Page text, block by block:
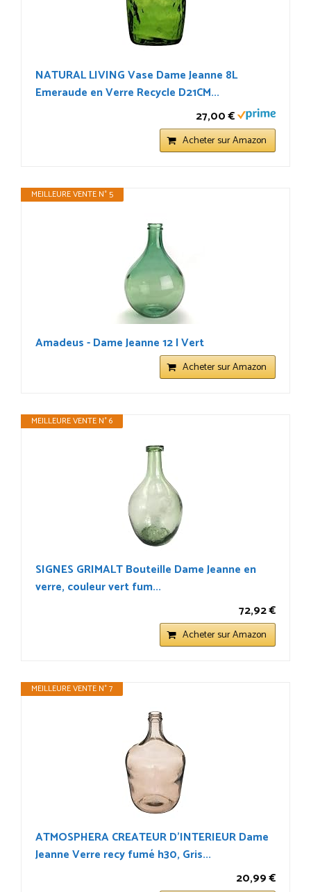
NATURAL LIVING Vase Dame Jeanne 8L
Emeraude en Verre Recycle D21CM...
27,00 €
Acheter sur Amazon
MEILLEURE VENTE N° 5
Amadeus - Dame Jeanne 12 l Vert
Acheter sur Amazon
MEILLEURE VENTE N° 6
SIGNES GRIMALT Bouteille Dame Jeanne en
verre, couleur vert fum...
72,92 €
Acheter sur Amazon
MEILLEURE VENTE N° 7
ATMOSPHERA CREATEUR D'INTERIEUR Dame
Jeanne Verre recy fumé h30, Gris...
20,99 €